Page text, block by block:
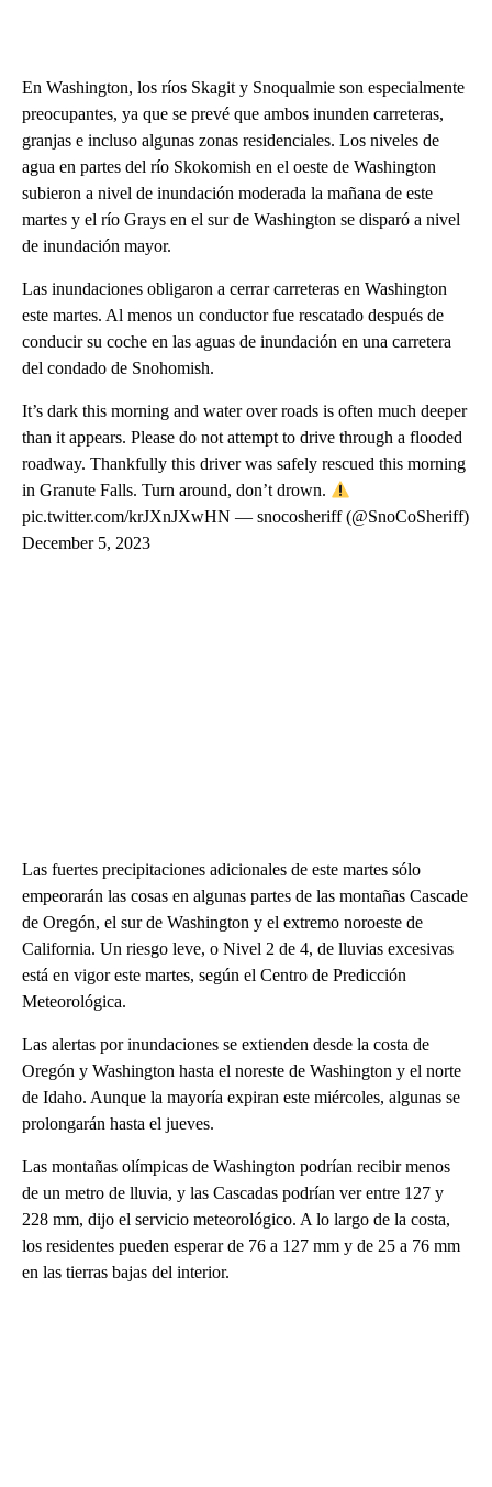
En Washington, los ríos Skagit y Snoqualmie son especialmente
preocupantes, ya que se prevé que ambos inunden carreteras,
granjas e incluso algunas zonas residenciales. Los niveles de
agua en partes del río Skokomish en el oeste de Washington
subieron a nivel de inundación moderada la mañana de este
martes y el río Grays en el sur de Washington se disparó a nivel
de inundación mayor.
Las inundaciones obligaron a cerrar carreteras en Washington
este martes. Al menos un conductor fue rescatado después de
conducir su coche en las aguas de inundación en una carretera
del condado de Snohomish.
It’s dark this morning and water over roads is often much deeper
than it appears. Please do not attempt to drive through a flooded
roadway. Thankfully this driver was safely rescued this morning
in Granute Falls. Turn around, don’t drown.
pic.twitter.com/krJXnJXwHN — snocosheriff (@SnoCoSheriff)
December 5, 2023
Las fuertes precipitaciones adicionales de este martes sólo
empeorarán las cosas en algunas partes de las montañas Cascade
de Oregón, el sur de Washington y el extremo noroeste de
California. Un riesgo leve, o Nivel 2 de 4, de lluvias excesivas
está en vigor este martes, según el Centro de Predicción
Meteorológica.
Las alertas por inundaciones se extienden desde la costa de
Oregón y Washington hasta el noreste de Washington y el norte
de Idaho. Aunque la mayoría expiran este miércoles, algunas se
prolongarán hasta el jueves.
Las montañas olímpicas de Washington podrían recibir menos
de un metro de lluvia, y las Cascadas podrían ver entre 127 y
228 mm, dijo el servicio meteorológico. A lo largo de la costa,
los residentes pueden esperar de 76 a 127 mm y de 25 a 76 mm
en las tierras bajas del interior.